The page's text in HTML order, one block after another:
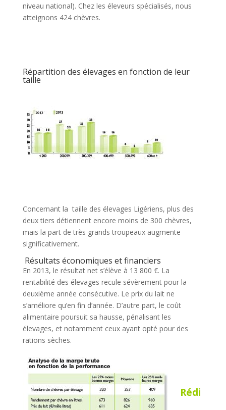
niveau national). Chez les éleveurs spécialisés, nous
atteignons 424 chèvres.
Répartition des élevages en fonction de leur
taille
Concernant la taille des élevages Ligériens, plus des
deux tiers détiennent encore moins de 300 chèvres,
mais la part de très grands troupeaux augmente
significativement.
Résultats économiques et financiers
En 2013, le résultat net s’élève à 13 800 €. La
rentabilité des élevages recule sévèrement pour la
deuxième année consécutive. Le prix du lait ne
s’améliore qu’en fin d’année. D’autre part, le coût
alimentaire poursuit sa hausse, pénalisant les
élevages, et notamment ceux ayant opté pour des
rations sèches.
Rédi